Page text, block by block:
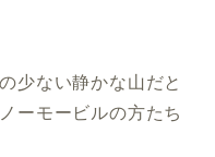
少ない静かな山だと
ーモービルの方たち